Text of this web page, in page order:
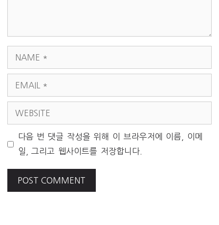
NAME
EMAIL
WEBSITE
다음 번 댓글 작성을 위해 이 브라우저에 이름, 이메
일, 그리고 웹사이트를 저장합니다.